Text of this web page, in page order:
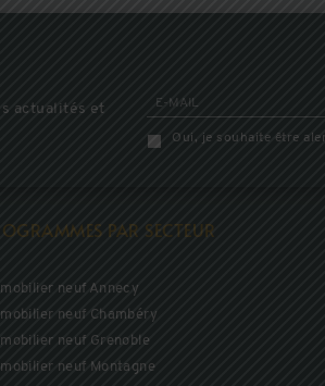
actualités et
E-MAIL
Oui, je souhaite être
PAR SECTEUR
neuf Annecy
neuf Chambéry
neuf Grenoble
neuf Montagne